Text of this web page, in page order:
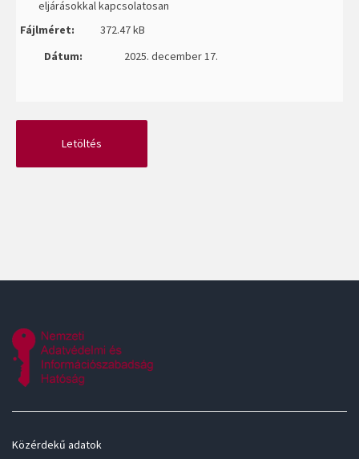
eljárásokkal kapcsolatosan
Fájlméret:
372.47 kB
Dátum:
2025. december 17.
Közérdekű adatok